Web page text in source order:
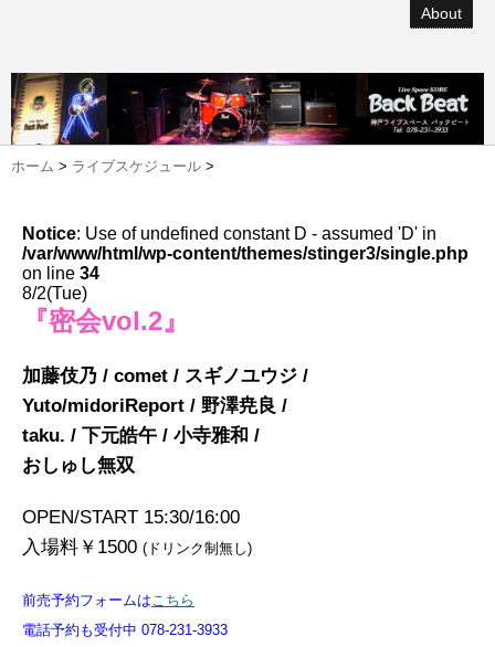
About
ホーム > ライブスケジュール >
Notice: Use of undefined constant D - assumed 'D' in
/var/www/html/wp-content/themes/stinger3/single.php
on line 34
8/2(Tue)
『密会vol.2』
加藤伎乃 / comet / スギノユウジ /
Yuto/midoriReport / 野澤尭良 /
taku. / 下元皓午 / 小寺雅和 /
おしゅし無双
OPEN/START 15:30/16:00
入場料￥1500 (ドリンク制無し)
前売予約フォームはこちら
電話予約も受付中 078-231-3933